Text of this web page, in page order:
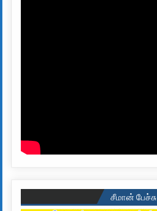
சீமான் பேச்சு